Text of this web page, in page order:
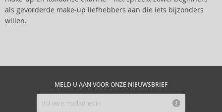
als gevorderde make-up liefhebbers aan die iets bijzonders
willen.
MELD U AAN VOOR ONZE NIEUWSBRIEF